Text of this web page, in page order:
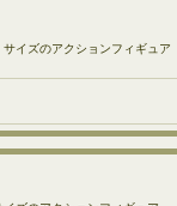
イズのアクションフィギュア